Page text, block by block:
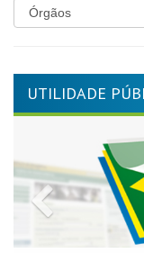
UTILIDADE
Previous